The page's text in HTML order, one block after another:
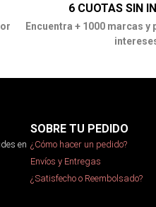
6 CUOTAS SIN
Encuentra + 1000 marcas y
en
SOBRE TU PEDIDO
¿Cómo hacer un pedido?
Envíos y Entregas
¿Satisfecho o Reembolsado?